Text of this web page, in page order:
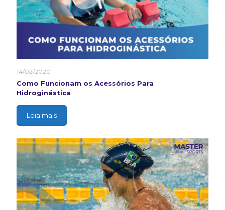
14/02/2020
Como Funcionam os Acessórios Para
Hidroginástica
Leia mais